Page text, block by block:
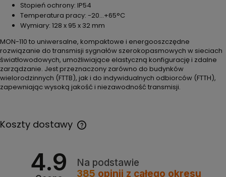
Stopień ochrony: IP54
Temperatura pracy: -20…+65°C
Wymiary: 128 x 95 x 32 mm
MON-110 to uniwersalne, kompaktowe i energooszczędne
rozwiązanie do transmisji sygnałów szerokopasmowych w sieciach
światłowodowych, umożliwiające elastyczną konfigurację i zdalne
zarządzanie. Jest przeznaczony zarówno do budynków
wielorodzinnych (FTTB), jak i do indywidualnych odbiorców (FTTH),
zapewniając wysoką jakość i niezawodność transmisji.
Koszty dostawy
4.9
Na podstawie
385 opinii z całego okresu